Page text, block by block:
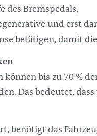
des Bremspedals,
und erst
betätigen, damit
bis zu 70 %
Das bedeutet,
benötigt das